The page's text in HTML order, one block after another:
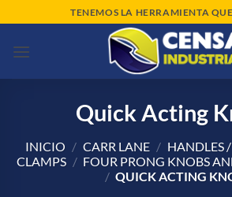
al
contenido
TENEMOS LA HERRAMIENTA
Quick Acting
INICIO / CARR LANE / HANDLES
CLAMPS / FOUR PRONG KNOBS
/ QUICK ACTING